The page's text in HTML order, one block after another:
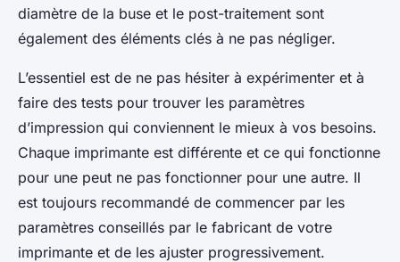
diamètre de la buse et le post-traitement sont
également des éléments clés à ne pas négliger.
L’essentiel est de ne pas hésiter à expérimenter et à
faire des tests pour trouver les paramètres
d’impression qui conviennent le mieux à vos besoins.
Chaque imprimante est différente et ce qui fonctionne
pour une peut ne pas fonctionner pour une autre. Il
est toujours recommandé de commencer par les
paramètres conseillés par le fabricant de votre
imprimante et de les ajuster progressivement.